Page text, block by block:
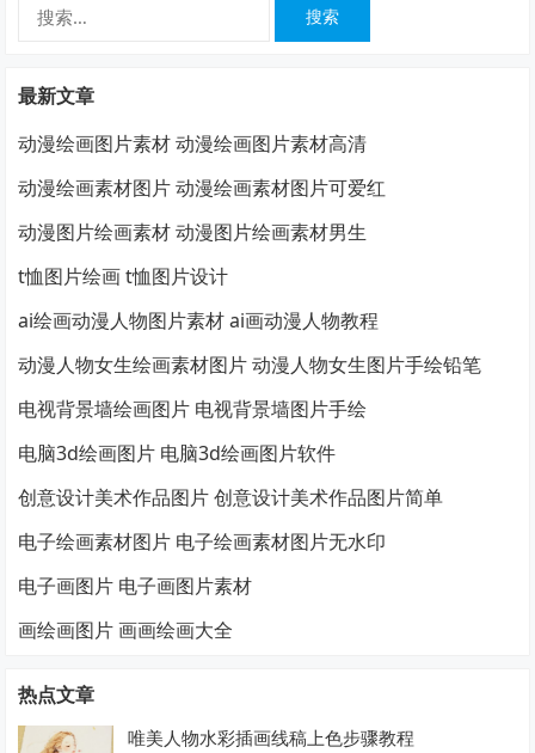
最新文章
动漫绘画图片素材 动漫绘画图片素材高清
动漫绘画素材图片 动漫绘画素材图片可爱红
动漫图片绘画素材 动漫图片绘画素材男生
t恤图片绘画 t恤图片设计
ai绘画动漫人物图片素材 ai画动漫人物教程
动漫人物女生绘画素材图片 动漫人物女生图片手绘铅笔
电视背景墙绘画图片 电视背景墙图片手绘
电脑3d绘画图片 电脑3d绘画图片软件
创意设计美术作品图片 创意设计美术作品图片简单
电子绘画素材图片 电子绘画素材图片无水印
电子画图片 电子画图片素材
画绘画图片 画画绘画大全
热点文章
唯美人物水彩插画线稿上色步骤教程